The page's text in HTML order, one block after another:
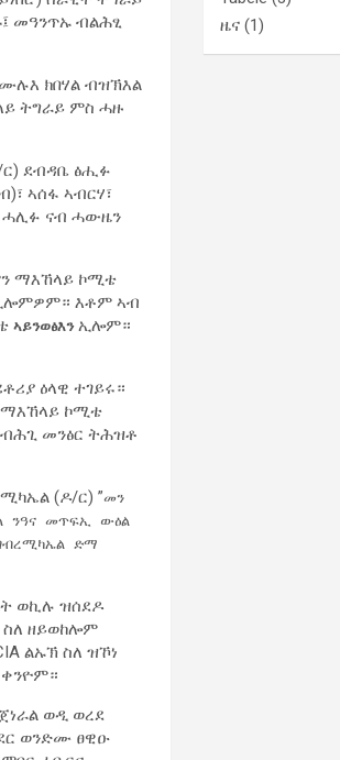
መዓንጥኡ ብልሕፂ
ክበሃል ብዝኽእል
ትግራይ ምስ ሓዙ
ር) ደብዳቤ ፅሒፉ
ኣሰፋ ኣብርሃ፣
ሓሊፉ ናብ ሓውዜን
ማእኸላይ ኮሚቴ
እቶም ኣብ
ኣይንወፅእን ኢሎም።
ዕላዊ ተገይሩ።
ማእኸላይ ኮሚቴ
መንፅር ትሕዝቶ
(ዶ/ር) ”መን
ንዓና መጥፍኢ ውዕል
ድማ
ወኪሉ ዝሰደዶ
ስለ ዘይወከሎም
ልኡኽ ስለ ዝኾነ
ወዲ ወረደ
ወንድሙ ፀዊዑ
ዜና (1)